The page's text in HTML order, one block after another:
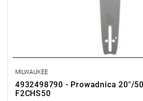
MILWAUKEE
4932498790 - Prowadnica 20"/
F2CHS50